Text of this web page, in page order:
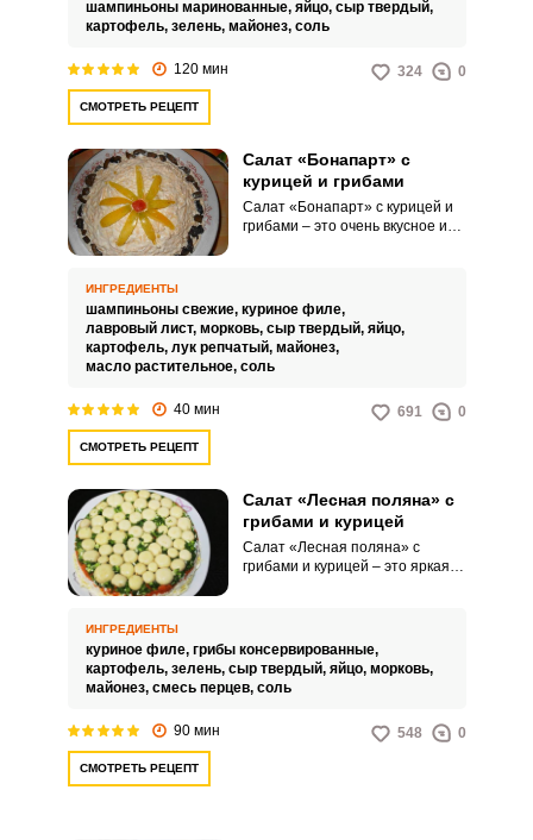
Нежные кусочки курицы и грибов
потрясающий гастрономический
шампиньоны маринованные, яйцо, сыр твердый,
картофель, зелень, майонез, соль
120 мин 324 0
СМОТРЕТЬ РЕЦЕПТ
Салат «Бонапарт» с
курицей и грибами
Салат «Бонапарт» с курицей и
грибами – это очень вкусное и
Он получается не только очень
вкусным, но и безумно
красивым.
ИНГРЕДИЕНТЫ
шампиньоны свежие, куриное филе,
лавровый лист, морковь, сыр твердый, яйцо,
картофель, лук репчатый, майонез,
масло растительное, соль
40 мин 691 0
СМОТРЕТЬ РЕЦЕПТ
Салат «Лесная поляна» с
грибами и курицей
Салат «Лесная поляна» с
грибами и курицей – это яркая и
привлекательными грибами
станет настоящим украшением
вашего особого вечера.
ИНГРЕДИЕНТЫ
куриное филе, грибы консервированные,
картофель, зелень, сыр твердый, яйцо, морковь,
майонез, смесь перцев, соль
90 мин 548 0
СМОТРЕТЬ РЕЦЕПТ
Запомнить меня
ВХОД
ЕЩЕ НЕ ЗАРЕГИСТРИРОВАННЫ?